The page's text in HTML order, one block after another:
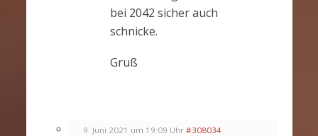
bei 2042 sicher auch
schnicke.
Gruß
9. Juni 2021 um 19:09 Uhr #308034